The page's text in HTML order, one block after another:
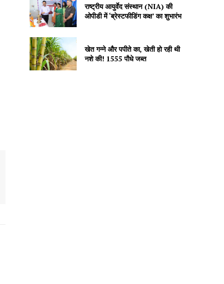
राष्ट्रीय आयुर्वेद संस्थान (NIA) की
ओपीडी में ‘ब्रेस्टफीडिंग कक्ष’ का शुभारंभ
खेत गन्ने और पपीते का, खेती हो रही थी
नशे की! 1555 पौधे जब्त